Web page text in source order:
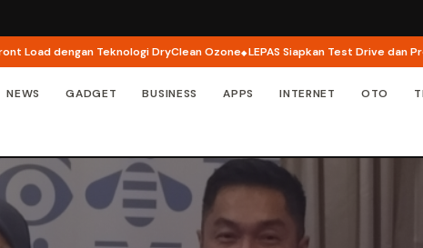
dengan Teknologi DryClean Ozone LEPAS Siapkan Test Drive dan Program
NEWS GADGET BUSINESS APPS INTERNET OTO